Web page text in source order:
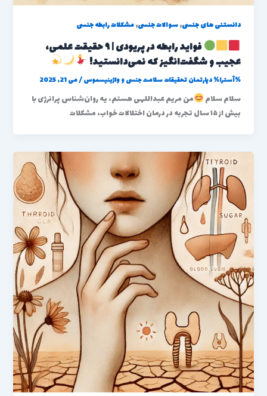
دانستنی های جنسی,سوالات جنسی,مشکلات رابطه جنسی
فواید رابطه در پریودی | ۹ حقیقت علمی،
عجیب و شگفت‌انگیز که نمی‌دانستید!
%آسترا%دپارتمان تحقیقات سلامت جنسی و واژینیسموس/می 21, 2025
سلام سلام
من مریم عبداللهی هستم، یه روان‌شناس پرانرژی با
بیش از ۱۵ سال تجربه در درمان اختلالات خواب، مشکلات